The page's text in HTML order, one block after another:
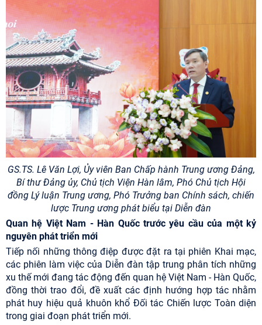
GS.TS. Lê Văn Lợi, Ủy viên Ban Chấp hành Trung ương Đảng,
Bí thư Đảng ủy, Chủ tịch Viện Hàn lâm, Phó Chủ tịch Hội
đồng Lý luận Trung ương, Phó Trưởng ban Chính sách, chiến
lược Trung ương phát biểu tại Diễn đàn
Quan hệ Việt Nam - Hàn Quốc trước yêu cầu của một kỷ
nguyên phát triển mới
Tiếp nối những thông điệp được đặt ra tại phiên Khai mạc,
các phiên làm việc của Diễn đàn tập trung phân tích những
xu thế mới đang tác động đến quan hệ Việt Nam - Hàn Quốc,
đồng thời trao đổi, đề xuất các định hướng hợp tác nhằm
phát huy hiệu quả khuôn khổ Đối tác Chiến lược Toàn diện
trong giai đoạn phát triển mới.